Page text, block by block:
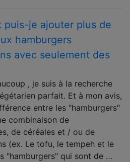
puis-je ajouter plus de
hamburgers
avec seulement des
, je suis à la recherche
parfait. Et à mon avis,
entre les "hamburgers"
combinaison de
de céréales et / ou de
(ex. Le tofu, le tempeh et le
"hamburgers" qui sont de …